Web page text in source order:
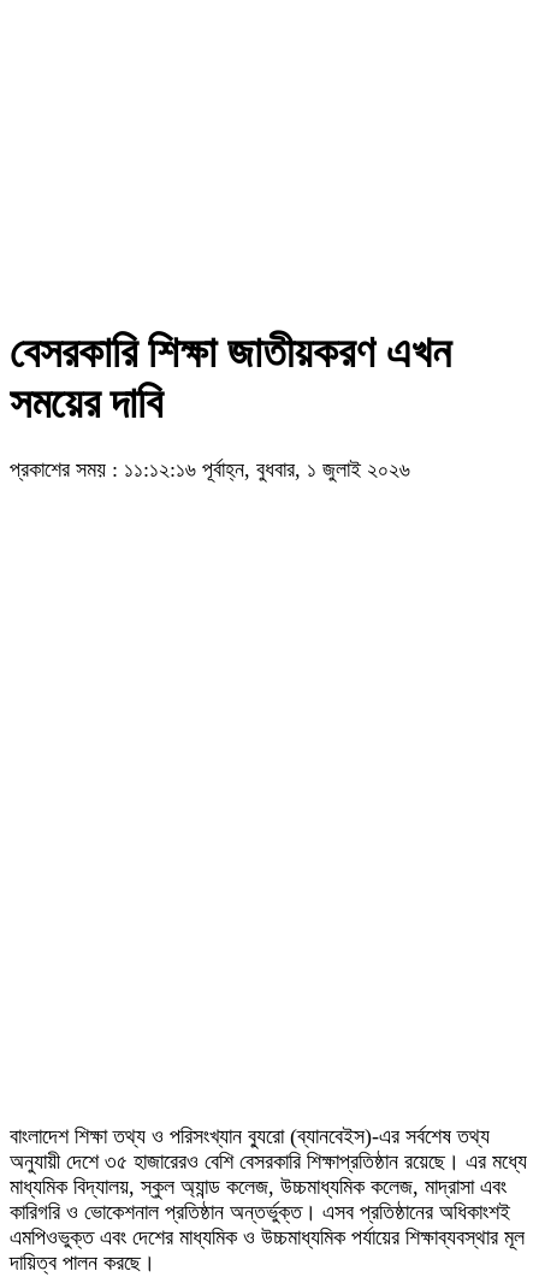
বেসরকারি শিক্ষা জাতীয়করণ এখন
সময়ের দাবি
প্রকাশের সময় : ১১:১২:১৬ পূর্বাহ্ন, বুধবার, ১ জুলাই ২০২৬
বাংলাদেশ শিক্ষা তথ্য ও পরিসংখ্যান ব্যুরো (ব্যানবেইস)-এর সর্বশেষ তথ্য
অনুযায়ী দেশে ৩৫ হাজারেরও বেশি বেসরকারি শিক্ষাপ্রতিষ্ঠান রয়েছে। এর মধ্যে
মাধ্যমিক বিদ্যালয়, স্কুল অ্যান্ড কলেজ, উচ্চমাধ্যমিক কলেজ, মাদ্রাসা এবং
কারিগরি ও ভোকেশনাল প্রতিষ্ঠান অন্তর্ভুক্ত। এসব প্রতিষ্ঠানের অধিকাংশই
এমপিওভুক্ত এবং দেশের মাধ্যমিক ও উচ্চমাধ্যমিক পর্যায়ের শিক্ষাব্যবস্থার মূল
দায়িত্ব পালন করছে।